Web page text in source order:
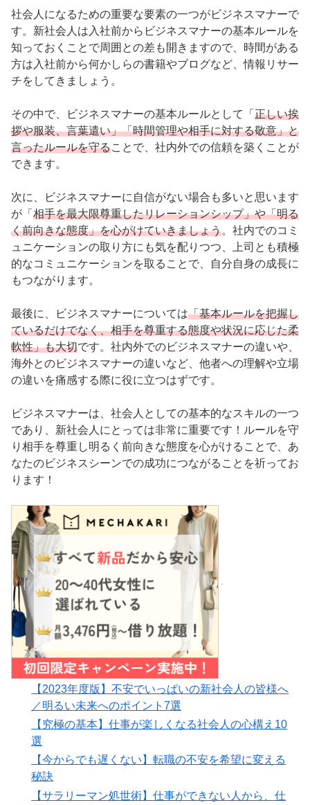
社会人になるための重要な要素の一つがビジネスマナーで
す。新社会人は入社前からビジネスマナーの基本ルールを
知っておくことで周囲との差も開きますので、時間がある
方は入社前から何かしらの書籍やブログなど、情報リサー
チをしてきましょう。
その中で、ビジネスマナーの基本ルールとして「 正しい挨
拶や服装、言葉遣い」「時間管理や相手に対する敬意」と
言ったルールを守ることで、社内外での信頼を築くことが
できます。
次に、ビジネスマナーに自信がない場合も多いと思います
が「 相手を最大限尊重したリレーションシップ」や「明る
く前向きな態度」を心がけていきましょう。社内でのコミ
ュニケーションの取り方にも気を配りつつ、上司とも積極
的なコミュニケーションを取ることで、自分自身の成長に
もつながります。
最後に、ビジネスマナーについては「基本ルールを把握し
ているだけでなく、相手を尊重する態度や状況に応じた柔
軟性」も大切です。社内外でのビジネスマナーの違いや、
海外とのビジネスマナーの違いなど、他者への理解や立場
の違いを痛感する際に役に立つはずです。
ビジネスマナーは、社会人としての基本的なスキルの一つ
であり、新社会人にとっては非常に重要です！ルールを守
り相手を尊重し明るく前向きな態度を心がけることで、あ
なたのビジネスシーンでの成功につながることを祈ってお
ります！
【2023年度版】不安でいっぱいの新社会人の皆様へ
／明るい未来へのポイント7選
【究極の基本】仕事が楽しくなる社会人の心構え10
選
【今からでも遅くない】転職の不安を希望に変える
秘訣
【サラリーマン処世術】仕事ができない人から、仕